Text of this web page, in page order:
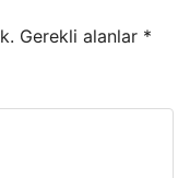
Gerekli alanlar *